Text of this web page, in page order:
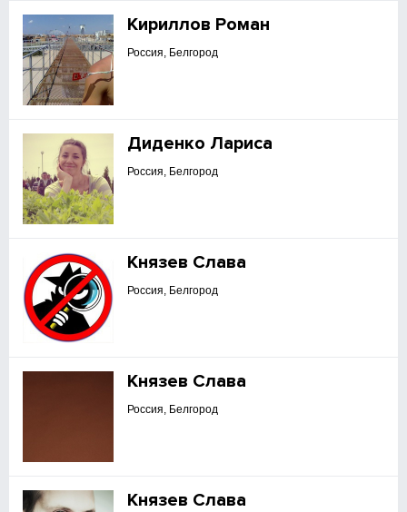
Кириллов Роман
Россия, Белгород
Диденко Лариса
Россия, Белгород
Князев Слава
Россия, Белгород
Князев Слава
Россия, Белгород
Князев Слава